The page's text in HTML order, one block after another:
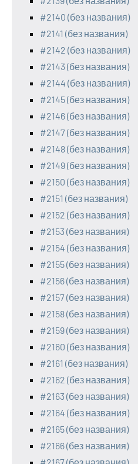
#2140 (без названия)
#2141 (без названия)
#2142 (без названия)
#2143 (без названия)
#2144 (без названия)
#2145 (без названия)
#2146 (без названия)
#2147 (без названия)
#2148 (без названия)
#2149 (без названия)
#2150 (без названия)
#2151 (без названия)
#2152 (без названия)
#2153 (без названия)
#2154 (без названия)
#2155 (без названия)
#2156 (без названия)
#2157 (без названия)
#2158 (без названия)
#2159 (без названия)
#2160 (без названия)
#2161 (без названия)
#2162 (без названия)
#2163 (без названия)
#2164 (без названия)
#2165 (без названия)
#2166 (без названия)